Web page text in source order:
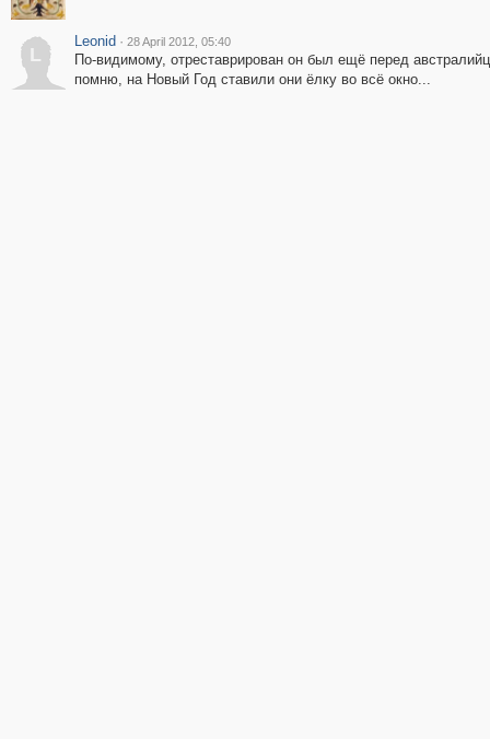
L
Leonid · 28 April 2012, 05:40
По-видимому, отреставрирован он был ещё перед
помню, на Новый Год ставили они ёлку во всё окно...